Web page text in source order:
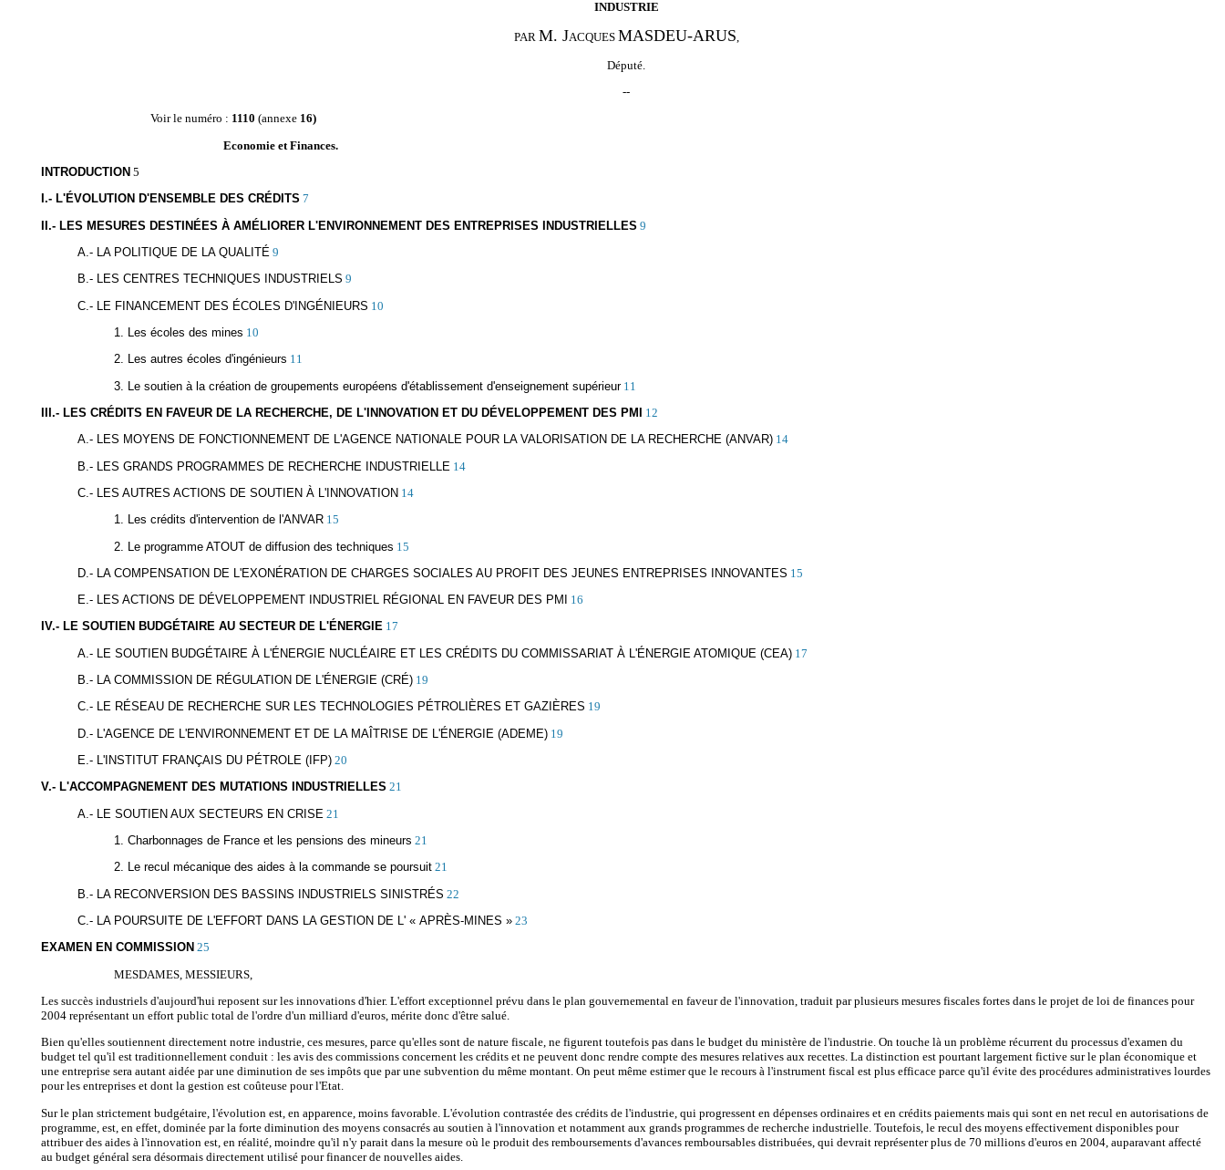
INDUSTRIE
PAR M. JACQUES MASDEU-ARUS,
Député.
--
Voir le numéro : 1110 (annexe 16)
Economie et Finances.
INTRODUCTION 5
I.- L'ÉVOLUTION D'ENSEMBLE DES CRÉDITS 7
II.- LES MESURES DESTINÉES À AMÉLIORER L'ENVIRONNEMENT DES ENTREPRISES INDUSTRIELLES 9
A.- LA POLITIQUE DE LA QUALITÉ 9
B.- LES CENTRES TECHNIQUES INDUSTRIELS 9
C.- LE FINANCEMENT DES ÉCOLES D'INGÉNIEURS 10
1. Les écoles des mines 10
2. Les autres écoles d'ingénieurs 11
3. Le soutien à la création de groupements européens d'établissement d'enseignement supérieur 11
III.- LES CRÉDITS EN FAVEUR DE LA RECHERCHE, DE L'INNOVATION ET DU DÉVELOPPEMENT DES PMI
12
A.- LES MOYENS DE FONCTIONNEMENT DE L'AGENCE NATIONALE POUR LA VALORISATION DE LA RECHERCHE (ANVAR) 14
B.- LES GRANDS PROGRAMMES DE RECHERCHE INDUSTRIELLE 14
C.- LES AUTRES ACTIONS DE SOUTIEN À L'INNOVATION 14
1. Les crédits d'intervention de l'ANVAR 15
2. Le programme ATOUT de diffusion des techniques 15
D.- LA COMPENSATION DE L'EXONÉRATION DE CHARGES SOCIALES AU PROFIT DES JEUNES ENTREPRISES INNOVANTES 15
E.- LES ACTIONS DE DÉVELOPPEMENT INDUSTRIEL RÉGIONAL EN FAVEUR DES PMI
16
IV.- LE SOUTIEN BUDGÉTAIRE AU SECTEUR DE L'ÉNERGIE 17
A.- LE SOUTIEN BUDGÉTAIRE À L'ÉNERGIE NUCLÉAIRE ET LES CRÉDITS DU COMMISSARIAT À L'ÉNERGIE ATOMIQUE (CEA) 17
B.- LA COMMISSION DE RÉGULATION DE L'ÉNERGIE (CRÉ) 19
C.- LE RÉSEAU DE RECHERCHE SUR LES TECHNOLOGIES PÉTROLIÈRES ET GAZIÈRES 19
D.- L'AGENCE DE L'ENVIRONNEMENT ET DE LA MAÎTRISE DE L'ÉNERGIE (ADEME) 19
E.- L'INSTITUT FRANÇAIS DU PÉTROLE (IFP) 20
V.- L'ACCOMPAGNEMENT DES MUTATIONS INDUSTRIELLES 21
A.- LE SOUTIEN AUX SECTEURS EN CRISE 21
1. Charbonnages de France et les pensions des mineurs 21
2. Le recul mécanique des aides à la commande se poursuit 21
B.- LA RECONVERSION DES BASSINS INDUSTRIELS SINISTRÉS 22
C.- LA POURSUITE DE L'EFFORT DANS LA GESTION DE L' « APRÈS-MINES » 23
EXAMEN EN COMMISSION 25
MESDAMES, MESSIEURS,
Les succès industriels d'aujourd'hui reposent sur les innovations d'hier. L'effort exceptionnel prévu dans le plan gouvernemental en faveur de l'innovation, traduit par plusieurs mesures fiscales fortes dans le projet de loi de finances pour
2004 représentant un effort public total de l'ordre d'un milliard d'euros, mérite donc d'être salué.
Bien qu'elles soutiennent directement notre industrie, ces mesures, parce qu'elles sont de nature fiscale, ne figurent toutefois pas dans le budget du ministère de l'industrie. On touche là un problème récurrent du processus d'examen du
budget tel qu'il est traditionnellement conduit : les avis des commissions concernent les crédits et ne peuvent donc rendre compte des mesures relatives aux recettes. La distinction est pourtant largement fictive sur le plan économique et
une entreprise sera autant aidée par une diminution de ses impôts que par une subvention du même montant. On peut même estimer que le recours à l'instrument fiscal est plus efficace parce qu'il évite des procédures administratives lourdes
pour les entreprises et dont la gestion est coûteuse pour l'Etat.
Sur le plan strictement budgétaire, l'évolution est, en apparence, moins favorable. L'évolution contrastée des crédits de l'industrie, qui progressent en dépenses ordinaires et en crédits paiements mais qui sont en net recul en autorisations de
programme, est, en effet, dominée par la forte diminution des moyens consacrés au soutien à l'innovation et notamment aux grands programmes de recherche industrielle. Toutefois, le recul des moyens effectivement disponibles pour
attribuer des aides à l'innovation est, en réalité, moindre qu'il n'y parait dans la mesure où le produit des remboursements d'avances remboursables distribuées, qui devrait représenter plus de 70 millions d'euros en 2004, auparavant affecté
au budget général sera désormais directement utilisé pour financer de nouvelles aides.